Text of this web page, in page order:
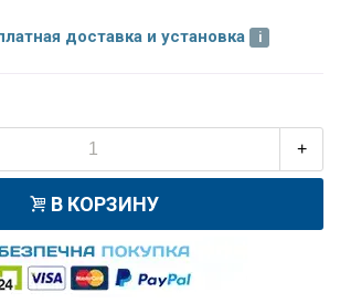
доставка и установка
+
В КОРЗИНУ